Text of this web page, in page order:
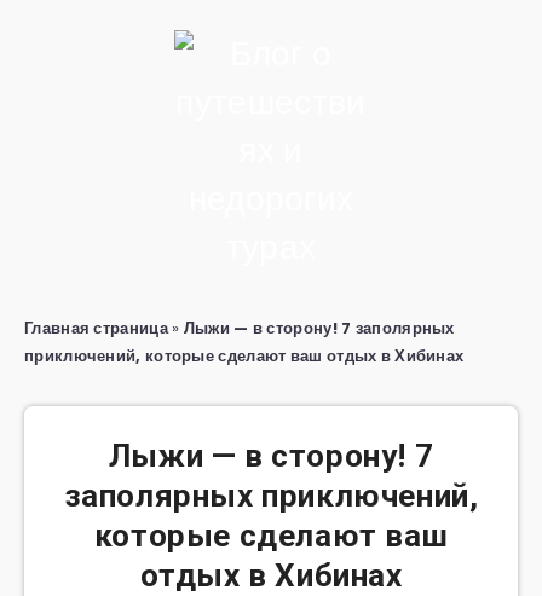
Главная страница» Лыжи — в сторону! 7 заполярных
приключений, которые сделают ваш отдых в Хибинах
Лыжи — в сторону! 7
заполярных приключений,
которые сделают ваш
отдых в Хибинах